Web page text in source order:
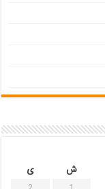
ش
ی